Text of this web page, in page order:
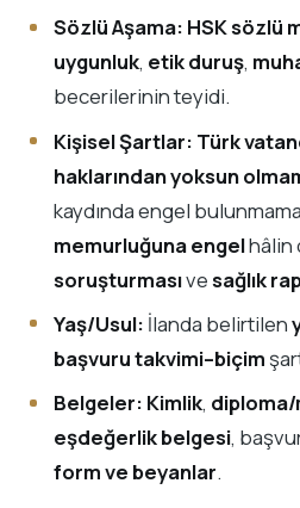
Sözlü Aşama: HSK sözlü
uygunluk, etik duruş,
becerilerinin teyidi.
Kişisel Şartlar: Türk
haklarından yoksun
kaydında engel
memurluğuna engelhâlin
soruşturmasıvesağlık
Yaş/Usul: İlanda belirtilen
başvuru takvimi–biçim
Belgeler: Kimlik,
eşdeğerlik belgesi,
form ve beyanlar.